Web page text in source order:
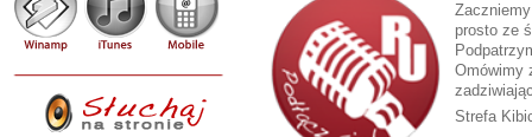
prosto ze
Omówimy
Strefa